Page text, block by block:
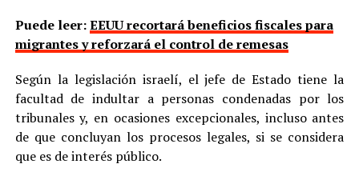
Puede leer:EEUU recortará beneficios fiscales para
migrantes y reforzará el control de remesas
Según la legislación israelí, el jefe de Estado tiene la
facultad de indultar a personas condenadas por los
tribunales y, en ocasiones excepcionales, incluso antes
de que concluyan los procesos legales, si se considera
que es de interés público.